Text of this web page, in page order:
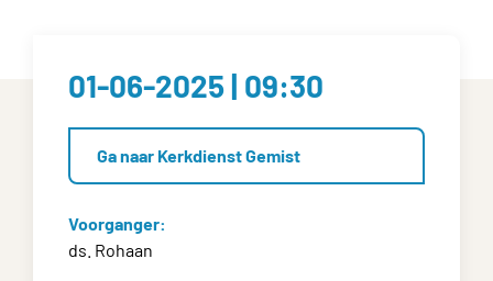
01-06-2025 | 09:30
Ga naar Kerkdienst Gemist
Voorganger:
ds. Rohaan